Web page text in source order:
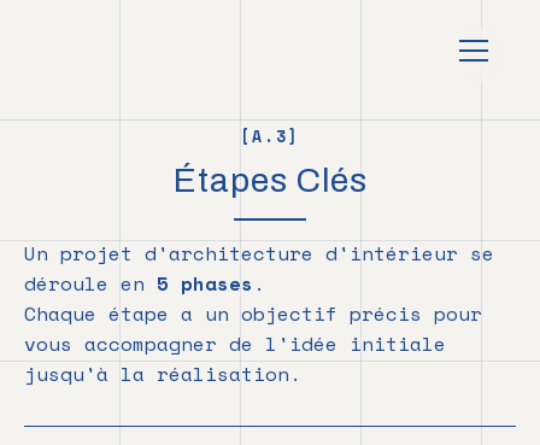
[A.3]
Étapes Clés
se
déroule
un
Un projet d'architecture d'intérieur se
déroule en 5 phases .
Chaque étape a un objectif précis pour
vous accompagner de l'idée initiale
jusqu'à la réalisation.